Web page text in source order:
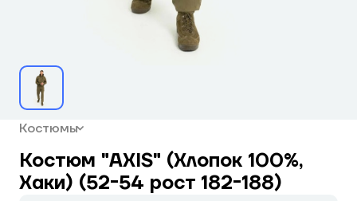
Костюмы
Костюм "AXIS" (Хлопок 100%,
Хаки) (52-54 рост 182-188)